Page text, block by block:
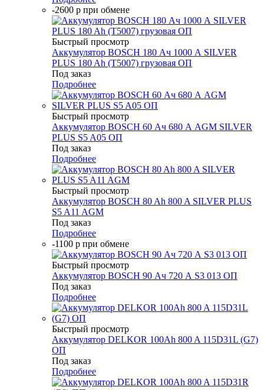
-2600 р при обмене
Быстрый просмотр
Аккумулятор BOSCH 180 Ач 1000 А SILVER
PLUS 180 Ah (T5007) грузовая ОП
Под заказ
Подробнее
Быстрый просмотр
Аккумулятор BOSCH 60 Ач 680 А AGM SILVER
PLUS S5 A05 ОП
Под заказ
Подробнее
Быстрый просмотр
Аккумулятор BOSCH 80 Ah 800 A SILVER PLUS
S5 A11 AGM
Под заказ
Подробнее
-1100 р при обмене
Быстрый просмотр
Аккумулятор BOSCH 90 Ач 720 А S3 013 ОП
Под заказ
Подробнее
Быстрый просмотр
Аккумулятор DELKOR 100Ah 800 A 115D31L (G7)
ОП
Под заказ
Подробнее